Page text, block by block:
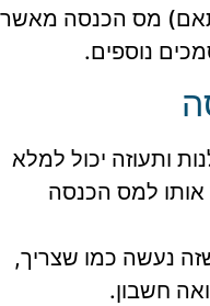
מס הכנסה מאשר
נוספים.
ותעוזה יכול למלא
למס הכנסה
נעשה כמו שצריך,
חשבון.